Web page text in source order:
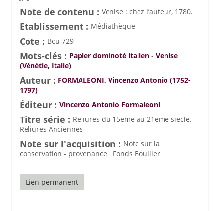
Note de contenu : Venise : chez l’auteur, 1780.
Etablissement : Médiathèque
Cote : Bou 729
Mots-clés : Papier dominoté italien - Venise
(Vénétie, Italie)
Auteur : FORMALEONI, Vincenzo Antonio (1752-
1797)
Éditeur : Vincenzo Antonio Formaleoni
Titre série : Reliures du 15ème au 21ème siècle.
Reliures Anciennes
Note sur l'acquisition : Note sur la
conservation - provenance : Fonds Boullier
Lien permanent